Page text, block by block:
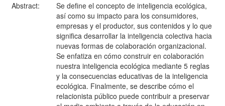
Abstract:
Se define el concepto de inteligencia ecológica,
así como su impacto para los consumidores,
empresas y el productor, sus contenidos y lo que
significa desarrollar la inteligencia colectiva hacia
nuevas formas de colaboración organizacional.
Se enfatiza en cómo construir en colaboración
nuestra inteligencia ecológica mediante 5 reglas
y la consecuencias educativas de la inteligencia
ecológica. Finalmente, se describe cómo el
relacionista público puede contribuir a preservar